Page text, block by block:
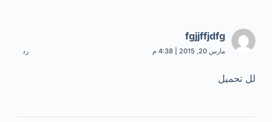
fgjjffjdfg
مارس 20, 2015 | 4:38 م رد
لل تحميل